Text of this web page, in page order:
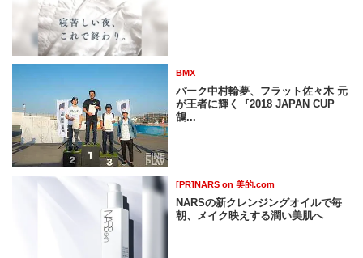
BMX
パーク中村輪夢、フラット佐々木 元
が王者に輝く『2018 JAPAN CUP
鵠...
[PR]NARS on 美的.com
NARSの新クレンジングオイルで毎
朝、メイク映えする潤い美肌へ